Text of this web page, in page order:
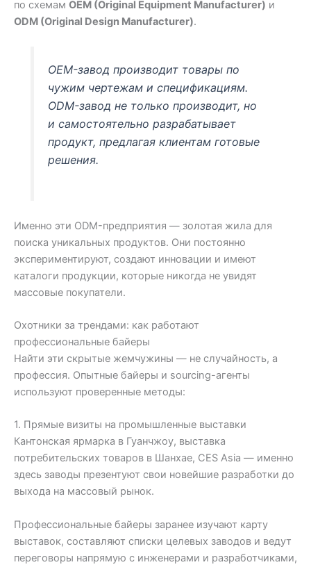
по схемам OEM (Original Equipment Manufacturer) и
ODM (Original Design Manufacturer).
OEM-завод производит товары по
чужим чертежам и спецификациям.
ODM-завод не только производит, но
и самостоятельно разрабатывает
продукт, предлагая клиентам готовые
решения.
Именно эти ODM-предприятия — золотая жила для
поиска уникальных продуктов. Они постоянно
экспериментируют, создают инновации и имеют
каталоги продукции, которые никогда не увидят
массовые покупатели.
Охотники за трендами: как работают
профессиональные байеры
Найти эти скрытые жемчужины — не случайность, а
профессия. Опытные байеры и sourcing-агенты
используют проверенные методы:
1. Прямые визиты на промышленные выставки
Кантонская ярмарка в Гуанчжоу, выставка
потребительских товаров в Шанхае, CES Asia — именно
здесь заводы презентуют свои новейшие разработки до
выхода на массовый рынок.
Профессиональные байеры заранее изучают карту
выставок, составляют списки целевых заводов и ведут
переговоры напрямую с инженерами и разработчиками,